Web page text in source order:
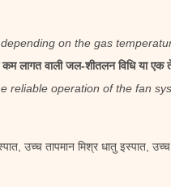
on the gas
लागत वाली जल-शीतलन विधि या
reliable operation of the fan
उच्च तापमान मिश्र धातु इस्पात, उच्च